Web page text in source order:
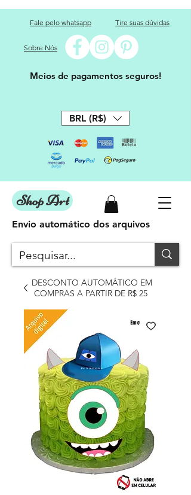
Fale pelo whatsapp Tire suas dúvidas
Sobre Nós
Meios de pagamentos seguros!
BRL (R$)
Shop Art
DESCONTO AUTOMÁTICO EM
COMPRAS A PARTIR DE R$ 25
Envio automático dos arquivos